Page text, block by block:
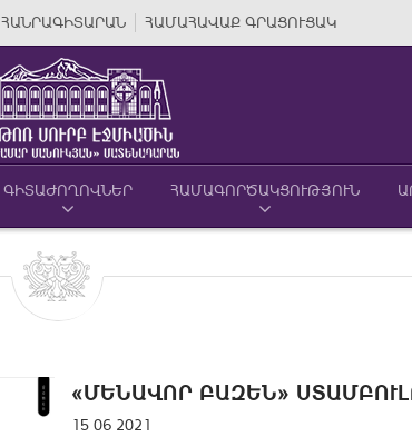
ՀԱՆՐԱԳԻՏԱՐԱՆ ՀԱՄԱՀԱՎԱՔ ԳՐԱՑՈՒՑԱԿ
ԳԻՏԱԺՈՂՈՎՆԵՐ ՀԱՄԱԳՈՐԾԱԿՑՈՒԹՅՈՒՆ
«ՄԵՆԱՎՈՐ ԲԱԶԵՆ»
15 06 2021